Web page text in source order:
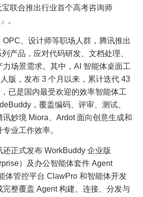
联合推出行业首个高考咨询师
。
、设计师等职场人群，腾讯推出
产品，应对代码研发、文档处理、
场景需求。其中，AI 智能体桌面工
版，发布 3 个月以来，累计迭代 43
已是国内最受欢迎的效率智能体工
，覆盖编码、评审、测试、
妙境 Miora、Ardot 面向创意生成和
业工作效率。
正式发布 WorkBuddy 企业版
）及办公智能体套件 Agent
体管控平台 ClawPro 和智能体开发
整覆盖 Agent 构建、连接、分发与